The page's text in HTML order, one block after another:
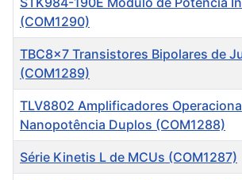
(COM1290)
TBC8x7 Transistores Bipolares de
(COM1289)
TLV8802 Amplificadores
Nanopotência Duplos (COM1288)
Série Kinetis L de MCUs (COM1287)